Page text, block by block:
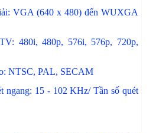
VGA (640 x 480) đến WUXGA
480i, 480p, 576i, 576p, 720p,
NTSC, PAL, SECAM
ngang: 15 - 102 KHz/Tần số quét